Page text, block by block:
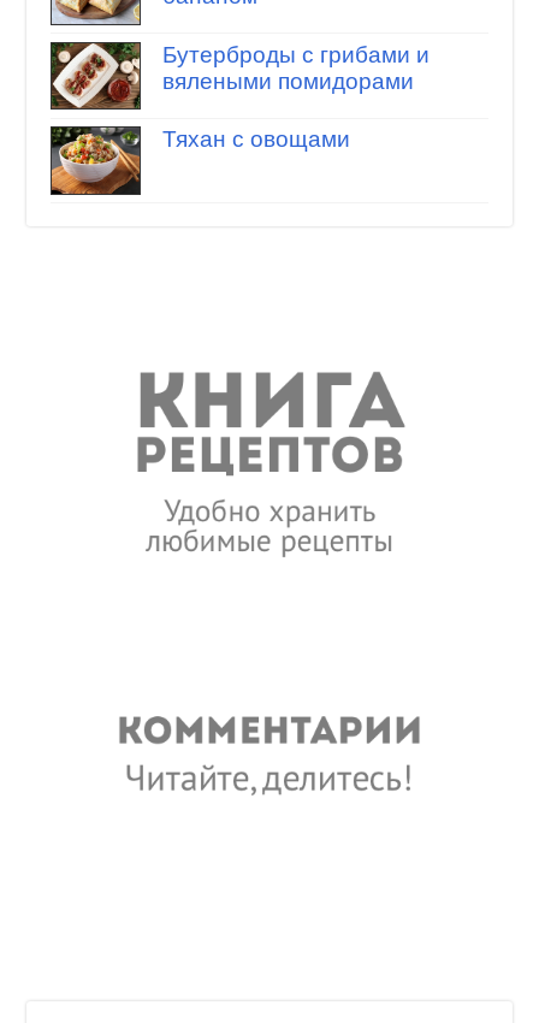
Бутерброды с грибами и
вялеными помидорами
Тяхан с овощами